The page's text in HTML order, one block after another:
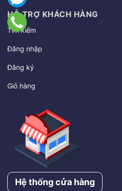
HỖ TRỢ KHÁCH HÀNG
Tìm kiếm
Đăng nhập
Đăng ký
Giỏ hàng
Hệ thống cửa hàng